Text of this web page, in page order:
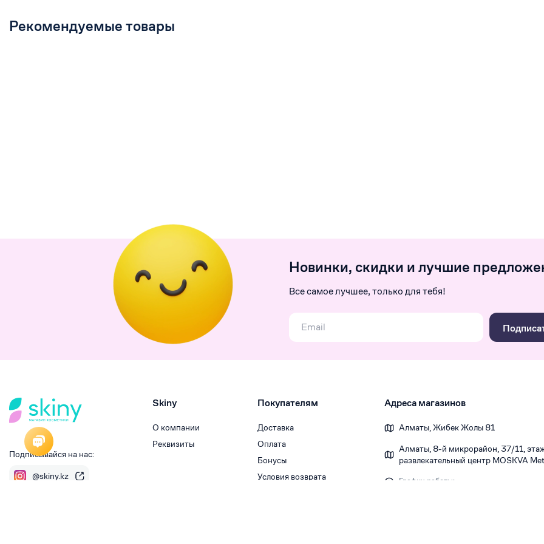
Рекомендуемые товары
Новинки, скидки и лучшие
Все самое лучшее, только для тебя!
Подписывайся на нас:
@skiny.kz
Skiny
О компании
Реквизиты
Покупателям
Доставка
Оплата
Бонусы
Условия возврата
Адреса магазинов
Алматы, Жибек Жолы 81
Алматы, 8-й микрорайон, 37/1​1,
развлекательный центр MOSKVA
График работы: